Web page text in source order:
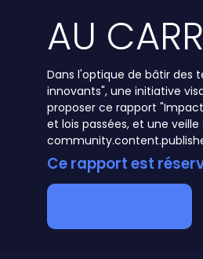
AU
Dans l'optique de bâtir des
innovants", une initiative
proposer ce rapport
et lois passées, et une
Ce rapport est